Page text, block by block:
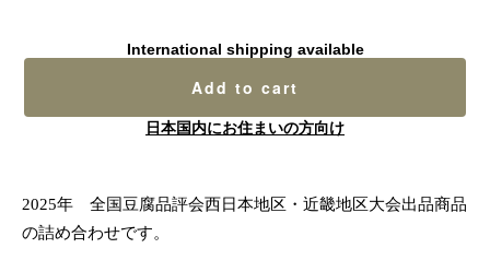
International shipping available
Add to cart
日本国内にお住まいの方向け
2025年 全国豆腐品評会西日本地区・近畿地区大会出品商品
の詰め合わせです。